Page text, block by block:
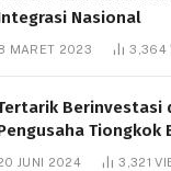
Nasional
MARET 2023 3,364
Berinvestasi
Tiongkok
Hektare
JUNI 2024 3,321